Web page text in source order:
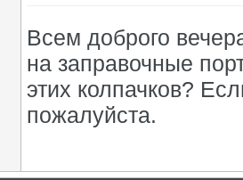
Всем доброго
на заправочные
этих колпачков?
пожалуйста.